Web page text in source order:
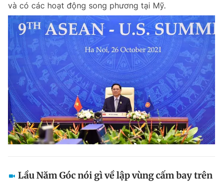
và có các hoạt động song phương tại Mỹ.
Lầu Năm Góc nói gì về lập vùng cấm bay trên